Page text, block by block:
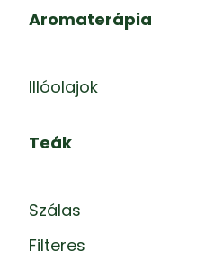
Aromaterápia
Illóolajok
Teák
Szálas
Filteres